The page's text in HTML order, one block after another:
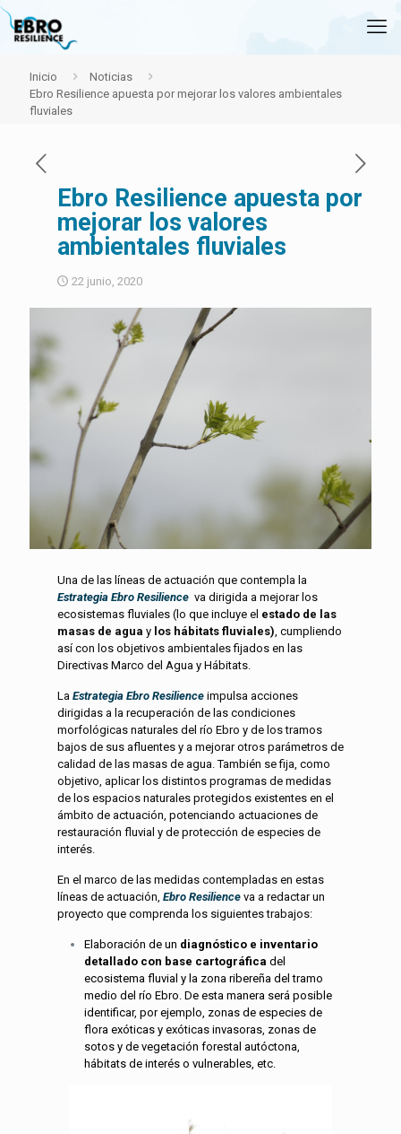
Inicio
Noticias
Ebro Resilience apuesta por mejorar los valores ambientales
fluviales
Ebro Resilience apuesta por
mejorar los valores
ambientales fluviales
22 junio, 2020
Una de las líneas de actuación que contempla la
Estrategia Ebro Resilienceva dirigida a mejorar los
ecosistemas fluviales (lo que incluye el estado de las
masas de agua y los hábitats fluviales) , cumpliendo
así con los objetivos ambientales fijados en las
Directivas Marco del Agua y Hábitats.
La Estrategia Ebro Resilienceimpulsa acciones
dirigidas a la recuperación de las condiciones
morfológicas naturales del río Ebro y de los tramos
bajos de sus afluentes y a mejorar otros parámetros de
calidad de las masas de agua. También se fija, como
objetivo, aplicar los distintos programas de medidas
de los espacios naturales protegidos existentes en el
ámbito de actuación, potenciando actuaciones de
restauración fluvial y de protección de especies de
interés.
En el marco de las medidas contempladas en estas
líneas de actuación, Ebro Resilienceva a redactar un
proyecto que comprenda los siguientes trabajos:
Elaboración de un diagnóstico e inventario
detallado con base cartográfica del
ecosistema fluvial y la zona ribereña del tramo
medio del río Ebro. De esta manera será posible
identificar, por ejemplo, zonas de especies de
flora exóticas y exóticas invasoras, zonas de
sotos y de vegetación forestal autóctona,
hábitats de interés o vulnerables, etc.